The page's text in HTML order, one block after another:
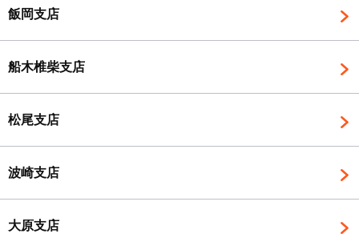
飯岡支店
船木椎柴支店
松尾支店
波崎支店
大原支店